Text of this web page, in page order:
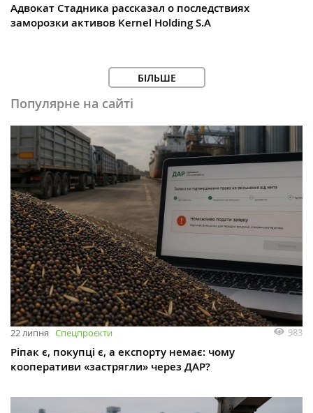
Адвокат Стадника рассказал о последствиях
заморозки активов Kernel Holding S.A
БІЛЬШЕ
Популярне на сайті
22 липня Спецпроєкти 983
Ріпак є, покупці є, а експорту немає: чому
кооперативи «застрягли» через ДАР?